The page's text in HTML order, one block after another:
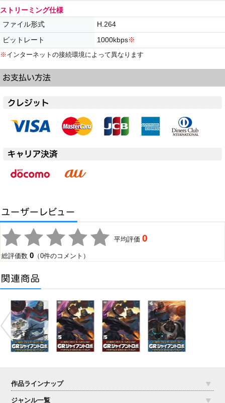
ストリーミング仕様
ファイル形式 H.264
ビットレート 1000kbps※
※ インターネットの接続環境によって異なります
平均評価0
総評価数0 （0件のコメント）
作品ラインナップ
ジャンル一覧